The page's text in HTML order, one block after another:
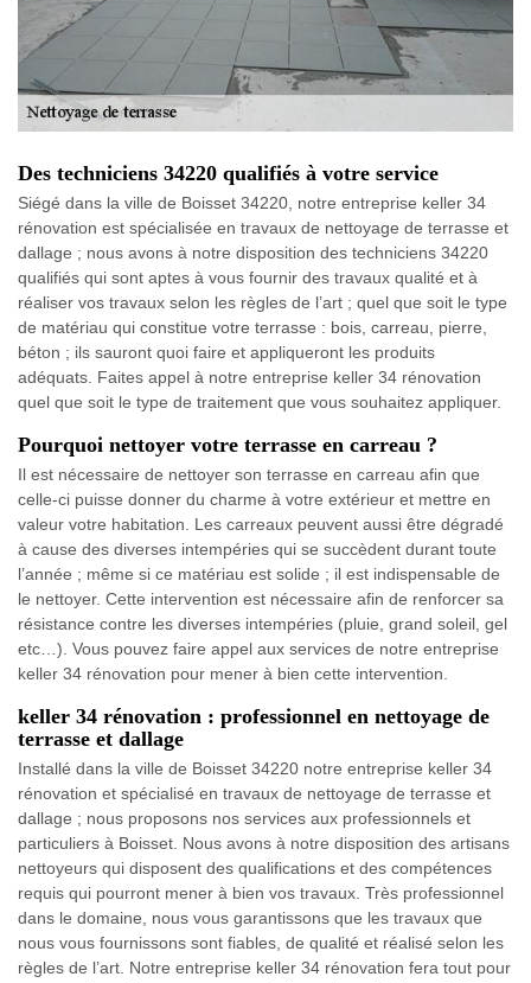
Des techniciens 34220 qualifiés à votre service
Siégé dans la ville de Boisset 34220, notre entreprise keller 34
rénovation est spécialisée en travaux de nettoyage de terrasse et
dallage ; nous avons à notre disposition des techniciens 34220
qualifiés qui sont aptes à vous fournir des travaux qualité et à
réaliser vos travaux selon les règles de l’art ; quel que soit le type
de matériau qui constitue votre terrasse : bois, carreau, pierre,
béton ; ils sauront quoi faire et appliqueront les produits
adéquats. Faites appel à notre entreprise keller 34 rénovation
quel que soit le type de traitement que vous souhaitez appliquer.
Pourquoi nettoyer votre terrasse en carreau ?
Il est nécessaire de nettoyer son terrasse en carreau afin que
celle-ci puisse donner du charme à votre extérieur et mettre en
valeur votre habitation. Les carreaux peuvent aussi être dégradé
à cause des diverses intempéries qui se succèdent durant toute
l’année ; même si ce matériau est solide ; il est indispensable de
le nettoyer. Cette intervention est nécessaire afin de renforcer sa
résistance contre les diverses intempéries (pluie, grand soleil, gel
etc…). Vous pouvez faire appel aux services de notre entreprise
keller 34 rénovation pour mener à bien cette intervention.
keller 34 rénovation : professionnel en nettoyage de
terrasse et dallage
Installé dans la ville de Boisset 34220 notre entreprise keller 34
rénovation et spécialisé en travaux de nettoyage de terrasse et
dallage ; nous proposons nos services aux professionnels et
particuliers à Boisset. Nous avons à notre disposition des artisans
nettoyeurs qui disposent des qualifications et des compétences
requis qui pourront mener à bien vos travaux. Très professionnel
dans le domaine, nous vous garantissons que les travaux que
nous vous fournissons sont fiables, de qualité et réalisé selon les
règles de l’art. Notre entreprise keller 34 rénovation fera tout pour